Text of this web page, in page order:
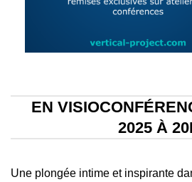
EN
2025 À
Une plongée intime et inspirante